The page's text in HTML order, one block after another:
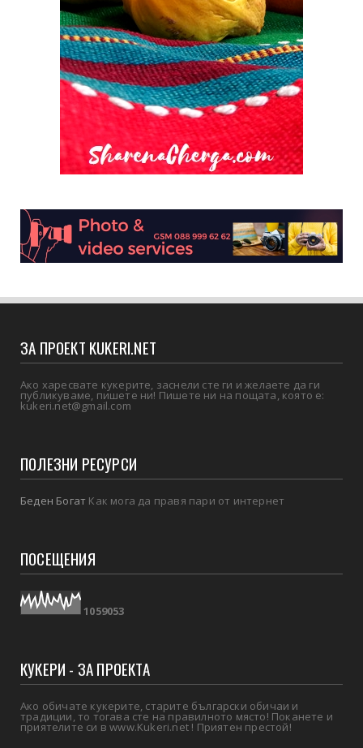
ЗА ПРОЕКТ KUKERI.NET
Ако харесвате кукерите, заснели сте ги и желаете да ги
публикуваме, пишете ни! Пишете ни на пощата, която е:
kukeri.net@gmail.com
ПОЛЕЗНИ РЕСУРСИ
Беден Богат Как мога да правя пари от интернет
ПОСЕЩЕНИЯ
1059053
КУКЕРИ - ЗА ПРОЕКТА
Ако обичате кукерите, старите български обичаи и
традиции, то тогава сте на правилното място! Поканете и
приятелите си в www.Kukeri.net ! Приятен престой!